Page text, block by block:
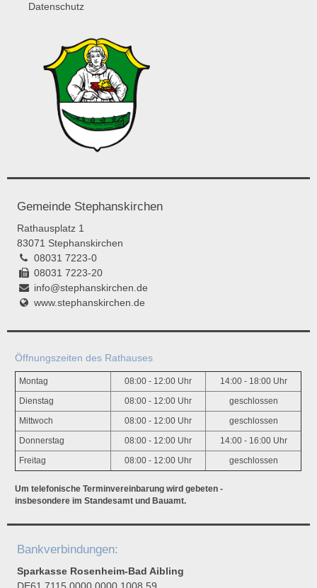
Datenschutz
Gemeinde Stephanskirchen
Rathausplatz 1
83071 Stephanskirchen
08031 7223-0
08031 7223-20
info@stephanskirchen.de
www.stephanskirchen.de
Öffnungszeiten des Rathauses
Montag 08:00 - 12:00 Uhr 14:00 - 18:00 Uhr
Dienstag 08:00 - 12:00 Uhr geschlossen
Mittwoch 08:00 - 12:00 Uhr geschlossen
Donnerstag 08:00 - 12:00 Uhr 14:00 - 16:00 Uhr
Freitag 08:00 - 12:00 Uhr geschlossen
Um telefonische Terminvereinbarung wird gebeten -
insbesondere im Standesamt und Bauamt.
Bankverbindungen:
Sparkasse Rosenheim-Bad Aibling